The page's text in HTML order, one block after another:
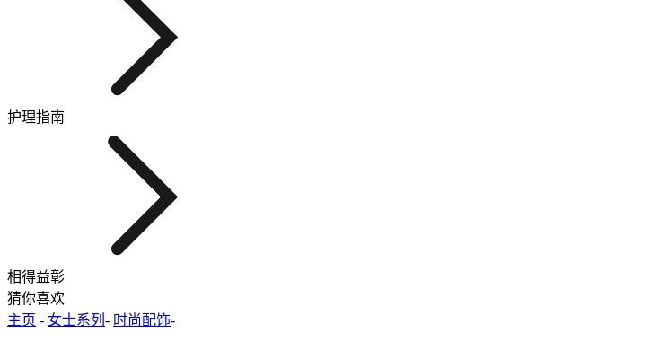
护理指南
相得益彰
猜你喜欢
主页 - 女士系列 - 时尚配饰-